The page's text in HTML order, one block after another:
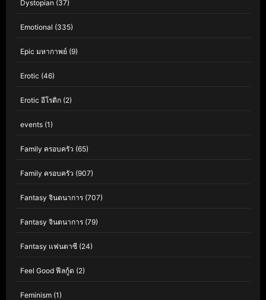
Dystopian (37)
Emotional (335)
Epic มหากาพย์ (9)
Erotic (46)
Erotic อีโรติก (2)
events (1)
Family ครอบครัว (65)
Family ครอบครัว (907)
Fantasy จินตนาการ (707)
Fantasy จินตนาการ (79)
Fantasy แฟนตาซี (24)
Feel Good ฟีลกู้ด (2)
Feminism (1)